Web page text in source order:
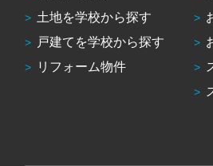
土地を学校から探す
戸建てを学校から探す
リフォーム物件